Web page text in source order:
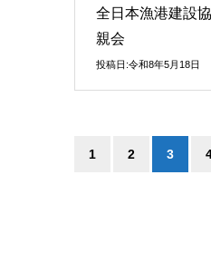
全日本漁港建設
親会
投稿日:令和8年5月18日
1 2 3